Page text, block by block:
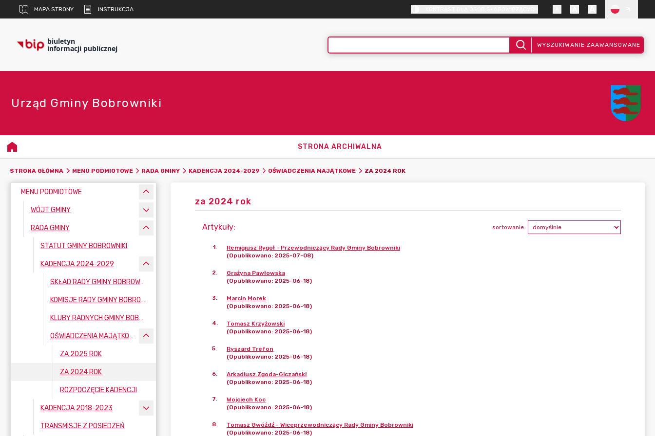
MAPA STRONY INSTRUKCJA
biuletyn
informacji publicznej WYSZUKIWANIE ZAAWANSOWANE
Urząd Gminy Bobrowniki
STRONA ARCHIWALNA
STRONA GŁÓWNA MENU PODMIOTOWE RADA GMINY KADENCJA 2024-2029 OŚWIADCZENIA MAJĄTKOWE ZA 2024 ROK
MENU PODMIOTOWE
WÓJT GMINY
RADA GMINY
STATUT GMINY BOBROWNIKI
KADENCJA 2024-2029
SKŁAD RADY GMINY BOBROWNIKI
KOMISJE RADY GMINY BOBROWNIKI
KLUBY RADNYCH GMINY BOBROWNIKI
OŚWIADCZENIA MAJĄTKOWE
ZA 2025 ROK
ZA 2024 ROK
ROZPOCZĘCIE KADENCJI
KADENCJA 2018-2023
TRANSMISJE Z POSIEDZEŃ
za 2024 rok
Artykuły: sortowanie:
1.
Remigiusz Rygoł - Przewodniczący Rady Gminy Bobrowniki
(Opublikowano: 2025-07-08)
2.
Grażyna Pawłowska
(Opublikowano: 2025-06-18)
3.
Marcin Morek
(Opublikowano: 2025-06-18)
4.
Tomasz Krzyżowski
(Opublikowano: 2025-06-18)
5.
Ryszard Trefon
(Opublikowano: 2025-06-18)
6.
Arkadiusz Zgoda-Giczański
(Opublikowano: 2025-06-18)
7.
Wojciech Koc
(Opublikowano: 2025-06-18)
8.
Tomasz Gwóźdź - Wiceprzewodniczący Rady Gminy Bobrowniki
(Opublikowano: 2025-06-18)